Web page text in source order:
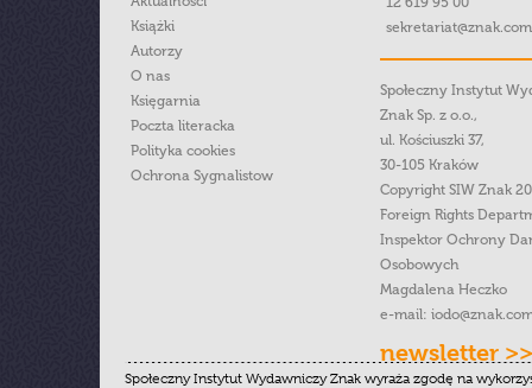
Książki
Autorzy
O nas
Księgarnia
Poczta literacka
Polityka cookies
Ochrona Sygnalistow
Społeczny Instytut
Znak Sp. z o.o.,
ul. Kościuszki 37,
30-105 Kraków
Copyright SIW Znak
Foreign Rights
Inspektor Ochrony
Osobowych
Magdalena Heczko
e-mail:
newsletter >>
Społeczny Instytut Wydawniczy Znak wyraża zgodę na